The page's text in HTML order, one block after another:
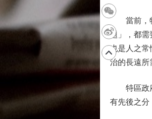
當前，特
題」，都需
也是人之常
治的長遠所
特區政府
有先後之分